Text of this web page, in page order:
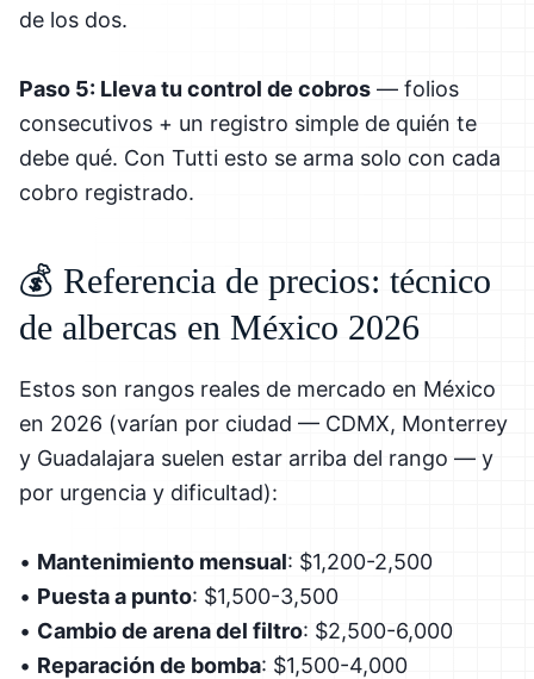
de los dos.
Paso 5: Lleva tu control de cobros — folios
consecutivos + un registro simple de quién te
debe qué. Con Tutti esto se arma solo con cada
cobro registrado.
💰 Referencia de precios: técnico
de albercas en México 2026
Estos son rangos reales de mercado en México
en 2026 (varían por ciudad — CDMX, Monterrey
y Guadalajara suelen estar arriba del rango — y
por urgencia y dificultad):
• Mantenimiento mensual: $1,200-2,500
• Puesta a punto: $1,500-3,500
• Cambio de arena del filtro: $2,500-6,000
• Reparación de bomba: $1,500-4,000